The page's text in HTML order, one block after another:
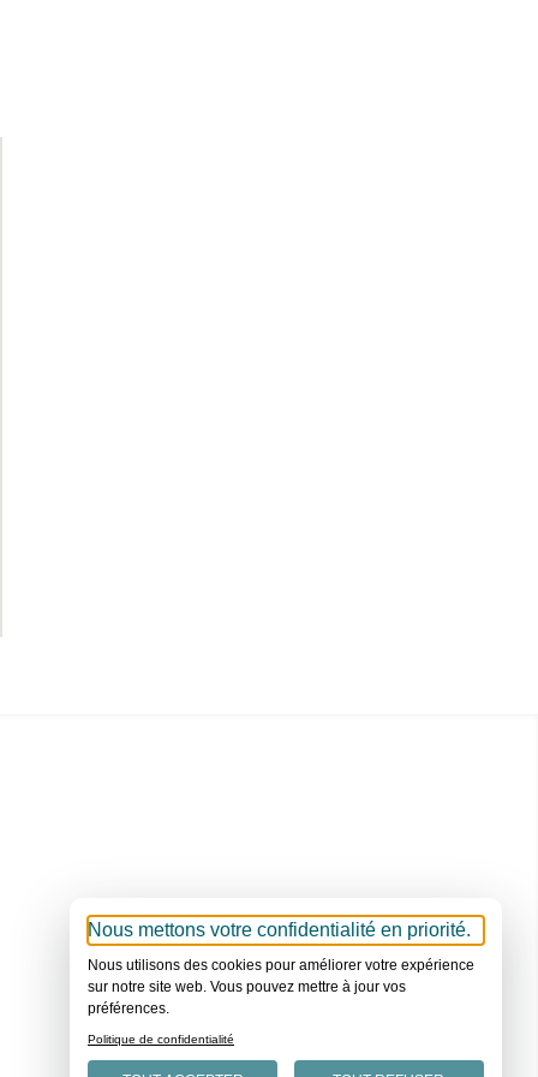
Nous mettons votre confidentialité en priorité.
Nous utilisons des cookies pour améliorer votre expérience
sur notre site web. Vous pouvez mettre à jour vos
préférences.
Politique de confidentialité